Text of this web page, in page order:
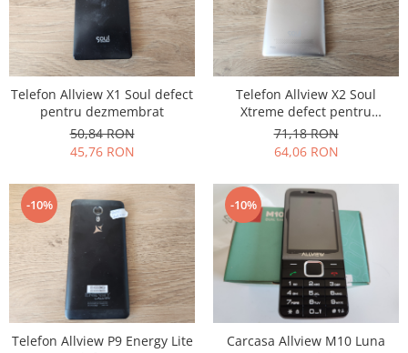
Alcatel
Apple
Asus
HTC
Huawei
Oppo
Samsung
Sony
Rama mijloc telefon
Allview
Allview
Huawei
Telefon Allview X1 Soul defect
pentru dezmembrat
50,84 RON
45,76 RON
Telefon Allview X2 Soul
Xtreme defect pentru
dezmembrat
71,18 RON
64,06 RON
-10%
Telefon Allview P9 Energy Lite
-10%
Carcasa Allview M10 Luna